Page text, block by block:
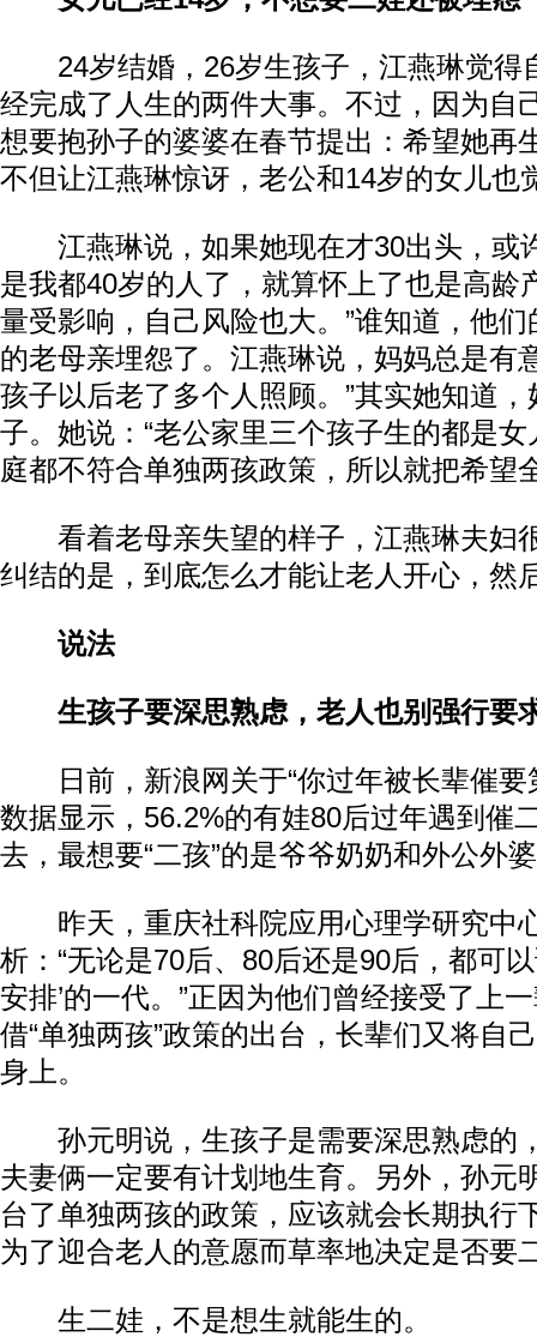
24岁结婚，26岁生孩子，江燕琳觉得
经完成了人生的两件大事。不过，因为自
想要抱孙子的婆婆在春节提出：希望她再
不但让江燕琳惊讶，老公和14岁的女儿也
江燕琳说，如果她现在才30出头，或
是我都40岁的人了，就算怀上了也是高龄
量受影响，自己风险也大。”谁知道，他
的老母亲埋怨了。江燕琳说，妈妈总是有
孩子以后老了多个人照顾。”其实她知道
子。她说：“老公家里三个孩子生的都是
庭都不符合单独两孩政策，所以就把希望
看着老母亲失望的样子，江燕琳夫妇
纠结的是，到底怎么才能让老人开心，然
说法
生孩子要深思熟虑，老人也别强行要
日前，新浪网关于“你过年被长辈催要
数据显示，56.2%的有娃80后过年遇到催
去，最想要“二孩”的是爷爷奶奶和外公外
昨天，重庆社科院应用心理学研究中
析：“无论是70后、80后还是90后，都可以
安排’的一代。”正因为他们曾经接受了上
借“单独两孩”政策的出台，长辈们又将自
身上。
孙元明说，生孩子是需要深思熟虑的
夫妻俩一定要有计划地生育。另外，孙元
台了单独两孩的政策，应该就会长期执行
为了迎合老人的意愿而草率地决定是否要
生二娃，不是想生就能生的。